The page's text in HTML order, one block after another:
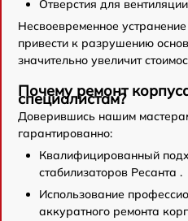
Отверстия для вентиляции
Несвоевременное
привести к разрушению
значительно увеличит
Почему ремонт
специалистам?
Доверившись нашим
гарантированно:
Квалифицированный
стабилизаторов Ресанта .
Использование
аккуратного ремонта